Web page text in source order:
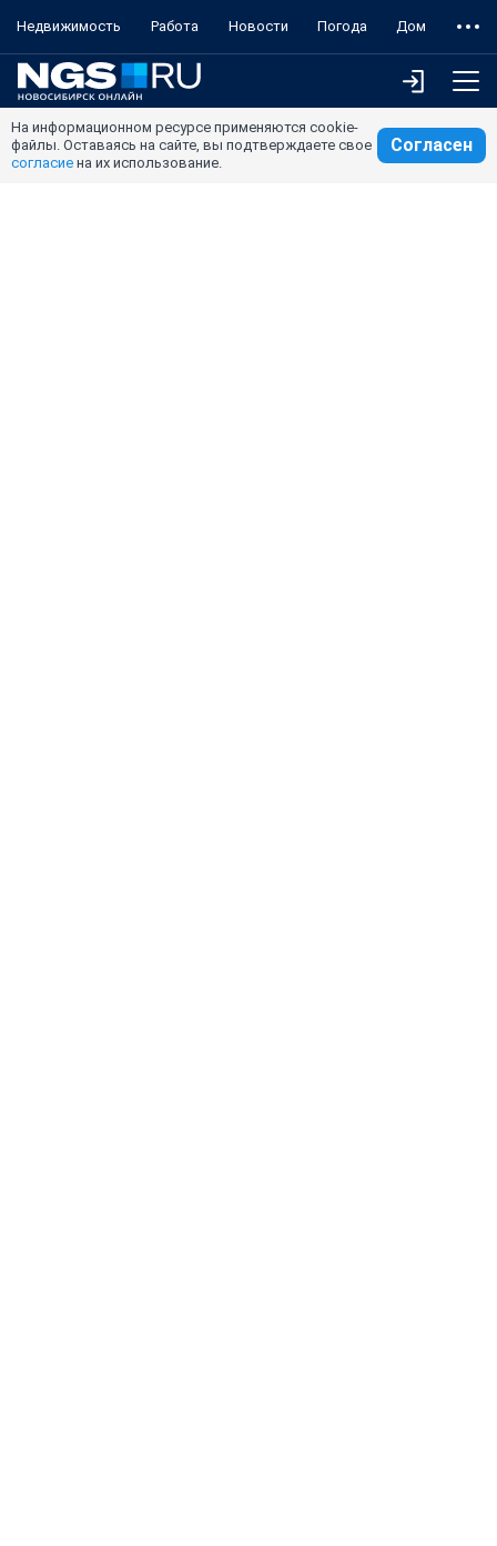
Недвижимость Работа Новости Погода Дом
На информационном ресурсе применяются cookie-
файлы. Оставаясь на сайте, вы подтверждаете свое
согласие на их использование.
Согласен